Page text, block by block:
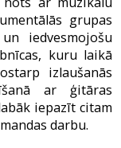
grupas
iedvesmojošu
kuru laikā
izlaušanās
ar ģitāras
iepazīt citam
darbu.